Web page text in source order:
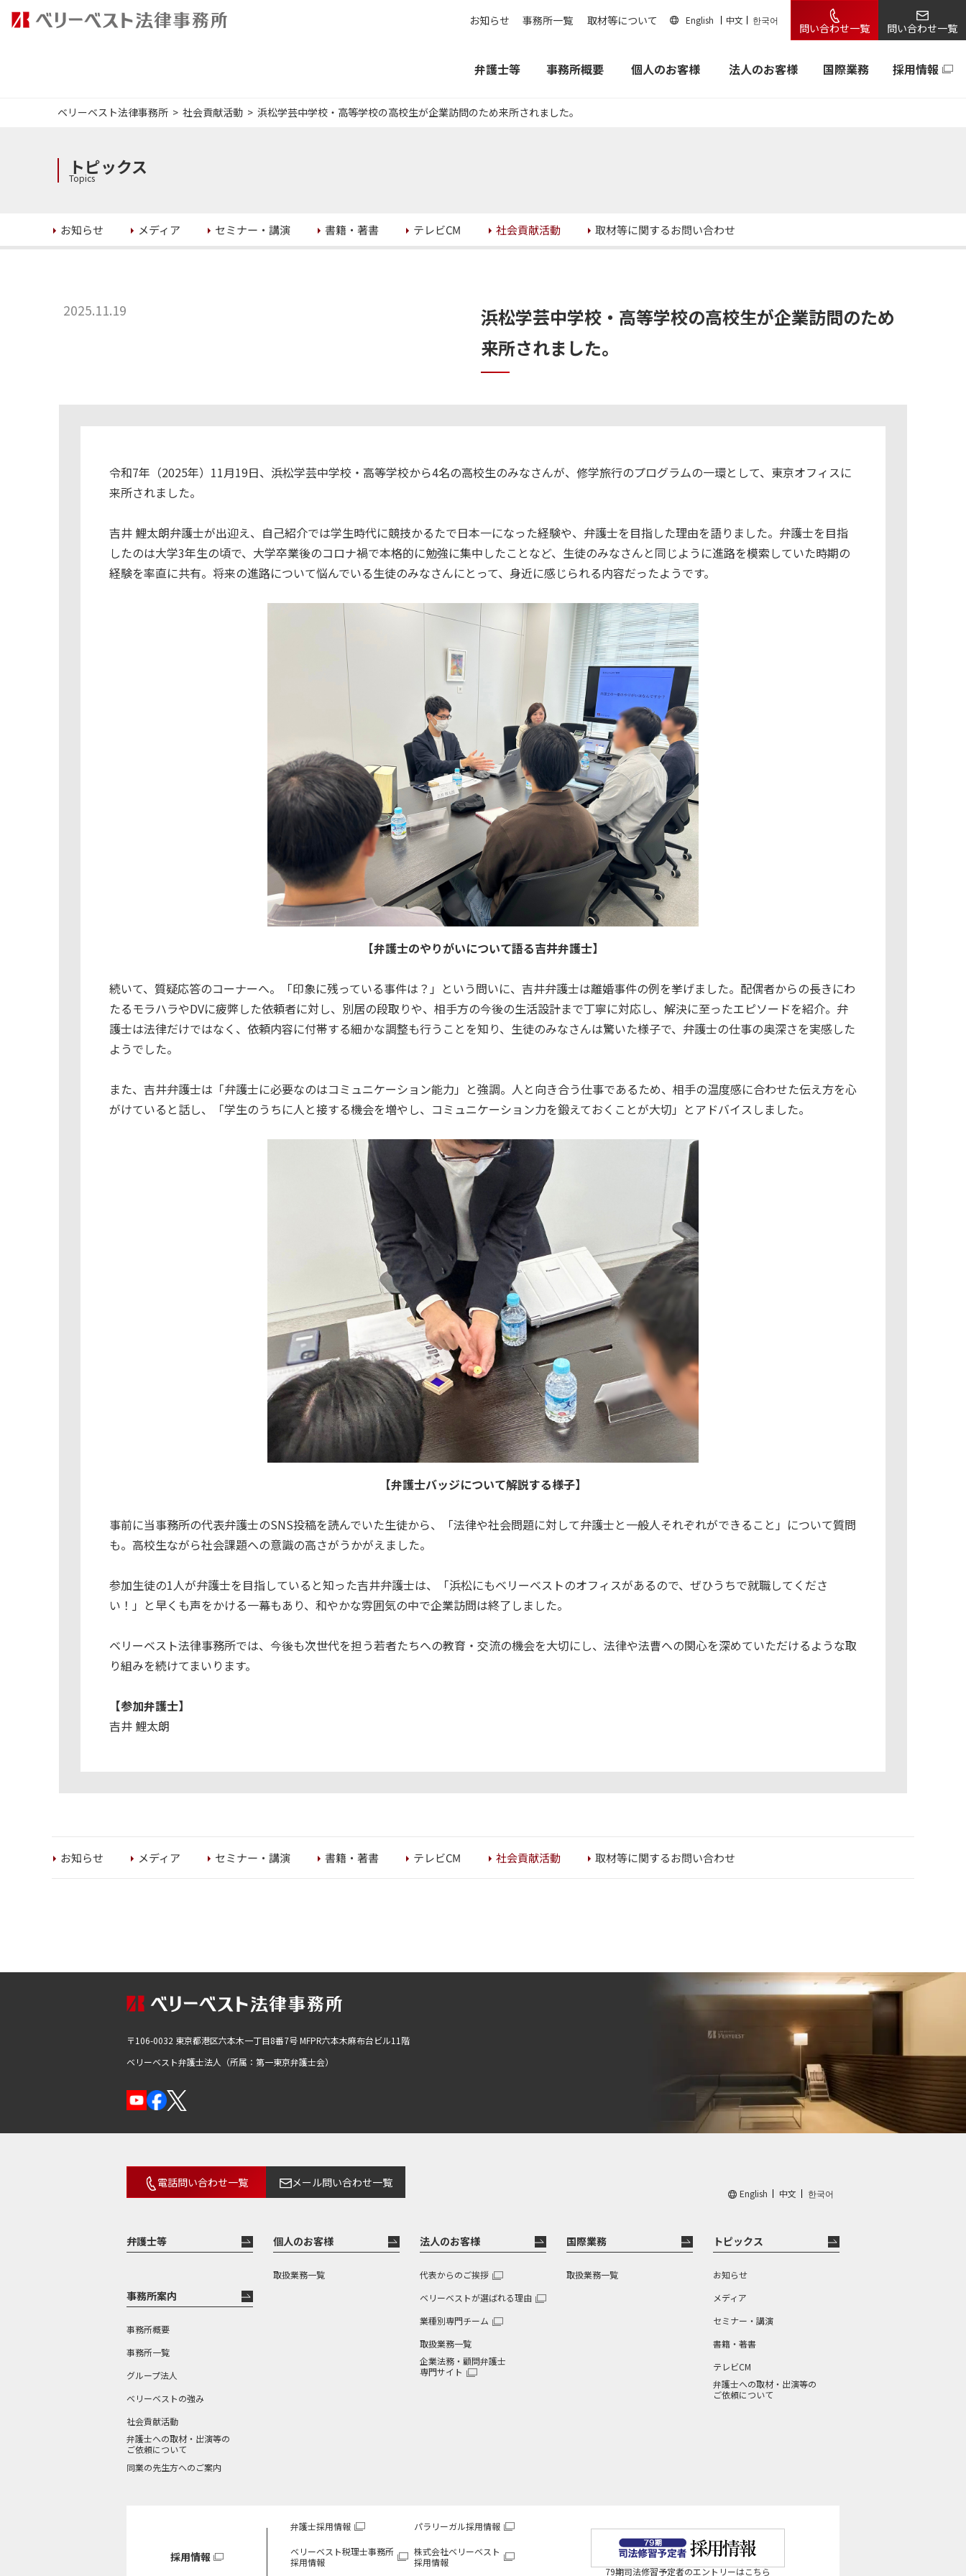
お知らせ 事務所一覧 取材等について English 中文 한국어
問い合わせ一覧 問い合わせ一覧
弁護士等 事務所概要 個人のお客様 法人のお客様 国際業務 採用情報
ベリーベスト法律事務所 社会貢献活動 浜松学芸中学校・高等学校の高校生が企業訪問のため来所されました。
トピックス
Topics
お知らせ メディア セミナー・講演 書籍・著書 テレビCM 社会貢献活動 取材等に関するお問い合わせ
2025.11.19
浜松学芸中学校・高等学校の高校生が企業訪問のため
来所されました。
令和7年（2025年）11月19日、浜松学芸中学校・高等学校から4名の高校生のみなさんが、修学旅行のプログラムの一環として、東京オフィスに
来所されました。
吉井 鯉太朗弁護士が出迎え、自己紹介では学生時代に競技かるたで日本一になった経験や、弁護士を目指した理由を語りました。弁護士を目指
したのは大学3年生の頃で、大学卒業後のコロナ禍で本格的に勉強に集中したことなど、生徒のみなさんと同じように進路を模索していた時期の
経験を率直に共有。将来の進路について悩んでいる生徒のみなさんにとって、身近に感じられる内容だったようです。
【弁護士のやりがいについて語る吉井弁護士】
続いて、質疑応答のコーナーへ。「印象に残っている事件は？」という問いに、吉井弁護士は離婚事件の例を挙げました。配偶者からの長きにわ
たるモラハラやDVに疲弊した依頼者に対し、別居の段取りや、相手方の今後の生活設計まで丁寧に対応し、解決に至ったエピソードを紹介。弁
護士は法律だけではなく、依頼内容に付帯する細かな調整も行うことを知り、生徒のみなさんは驚いた様子で、弁護士の仕事の奥深さを実感した
ようでした。
また、吉井弁護士は「弁護士に必要なのはコミュニケーション能力」と強調。人と向き合う仕事であるため、相手の温度感に合わせた伝え方を心
がけていると話し、「学生のうちに人と接する機会を増やし、コミュニケーション力を鍛えておくことが大切」とアドバイスしました。
【弁護士バッジについて解説する様子】
事前に当事務所の代表弁護士のSNS投稿を読んでいた生徒から、「法律や社会問題に対して弁護士と一般人それぞれができること」について質問
も。高校生ながら社会課題への意識の高さがうかがえました。
参加生徒の1人が弁護士を目指していると知った吉井弁護士は、「浜松にもベリーベストのオフィスがあるので、ぜひうちで就職してくださ
い！」と早くも声をかける一幕もあり、和やかな雰囲気の中で企業訪問は終了しました。
ベリーベスト法律事務所では、今後も次世代を担う若者たちへの教育・交流の機会を大切にし、法律や法曹への関心を深めていただけるような取
り組みを続けてまいります。
【参加弁護士】
吉井 鯉太朗
お知らせ メディア セミナー・講演 書籍・著書 テレビCM 社会貢献活動 取材等に関するお問い合わせ
〒106-0032 東京都港区六本木一丁目8番7号MFPR六本木麻布台ビル11階
ベリーベスト弁護士法人（所属：第一東京弁護士会）
電話問い合わせ一覧 メール問い合わせ一覧
English 中文 한국어
弁護士等
事務所案内
事務所概要
事務所一覧
グループ法人
ベリーベストの強み
社会貢献活動
弁護士への取材・出演等の
ご依頼について
同業の先生方へのご案内
個人のお客様
取扱業務一覧
法人のお客様
代表からのご挨拶
ベリーベストが選ばれる理由
業種別専門チーム
取扱業務一覧
企業法務・顧問弁護士
専門サイト
国際業務
取扱業務一覧
トピックス
お知らせ
メディア
セミナー・講演
書籍・著書
テレビCM
弁護士への取材・出演等の
ご依頼について
採用情報
弁護士採用情報 パラリーガル採用情報
ベリーベスト税理士事務所
採用情報
株式会社ベリーベスト
採用情報
79期司法修習予定者のエントリーはこちら